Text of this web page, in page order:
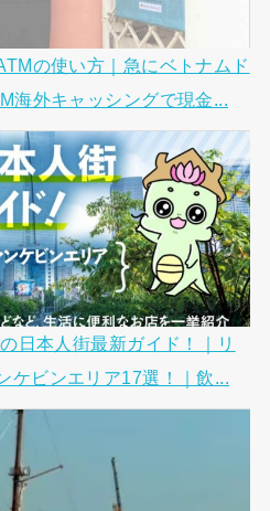
の使い方｜急にベトナムド
海外キャッシングで現金...
日本人街最新ガイド！｜リ
ケビンエリア17選！｜飲...